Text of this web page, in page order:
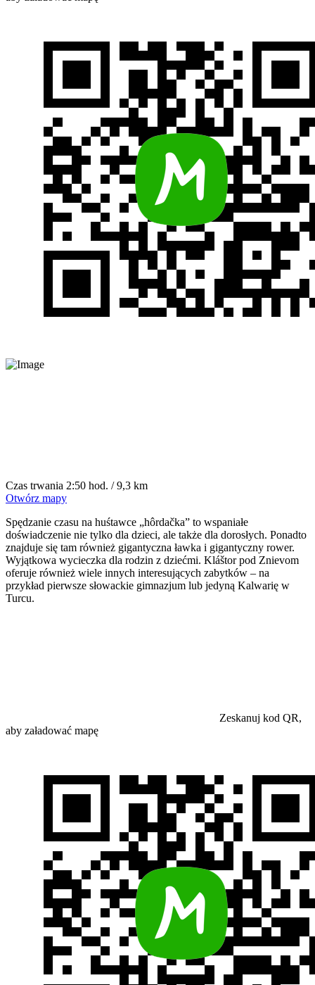
Czas trwania 2:50 hod. / 9,3 km
Otwórz mapy
Spędzanie czasu na huśtawce „hôrdačka” to wspaniałe
doświadczenie nie tylko dla dzieci, ale także dla dorosłych. Ponadto
znajduje się tam również gigantyczna ławka i gigantyczny rower.
Wyjątkowa wycieczka dla rodzin z dziećmi. Kláštor pod Znievom
oferuje również wiele innych interesujących zabytków – na
przykład pierwsze słowackie gimnazjum lub jedyną Kalwarię w
Turcu.
Zeskanuj kod QR,
aby załadować mapę